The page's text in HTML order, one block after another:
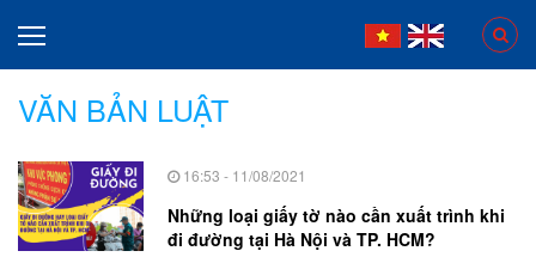
VĂN BẢN LUẬT
16:53 - 11/08/2021
Những loại giấy tờ nào cần xuất trình khi
đi đường tại Hà Nội và TP. HCM?